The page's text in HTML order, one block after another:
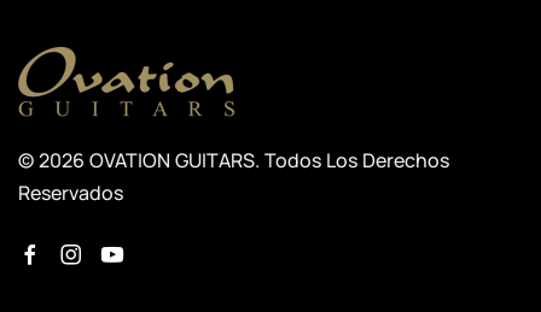
© 2026 OVATION GUITARS. Todos Los Derechos
Reservados